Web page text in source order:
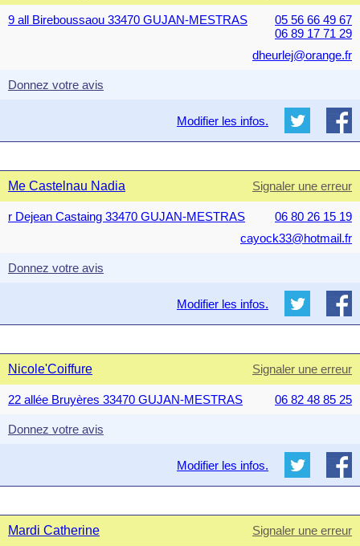
9 all Bireboussaou 33470 GUJAN-MESTRAS
05 56 66 49 67
06 89 17 71 29
dheurlej@orange.fr
Donnez votre avis
Modifier les infos.
Me Castelnau Nadia Signaler une erreur
r Dejean Castaing 33470 GUJAN-MESTRAS
06 80 26 15 19
cayock33@hotmail.fr
Donnez votre avis
Modifier les infos.
Nicole'Coiffure Signaler une erreur
22 allée Bruyères 33470 GUJAN-MESTRAS 06 82 48 85 25
Donnez votre avis
Modifier les infos.
Mardi Catherine Signaler une erreur